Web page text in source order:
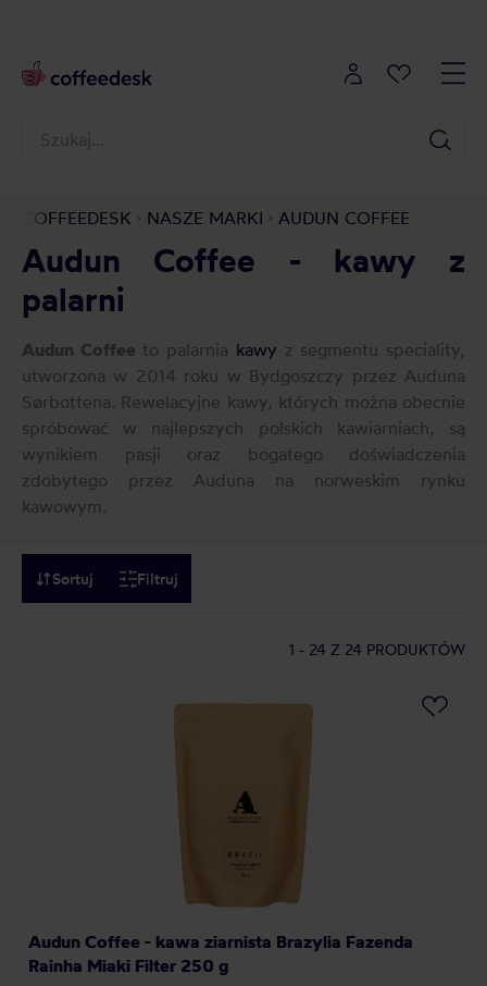
COFFEEDESK NASZE MARKI AUDUN COFFEE
Audun Coffee - kawy z
palarni
Audun Coffee to palarnia kawy z segmentu speciality,
utworzona w 2014 roku w Bydgoszczy przez Auduna
Sørbottena. Rewelacyjne kawy, których można obecnie
spróbować w najlepszych polskich kawiarniach, są
wynikiem pasji oraz bogatego doświadczenia
zdobytego przez Auduna na norweskim rynku
kawowym.
Sortuj Filtruj
1 - 24 Z 24 PRODUKTÓW
Audun Coffee - kawa ziarnista Brazylia Fazenda
Rainha Miaki Filter 250 g